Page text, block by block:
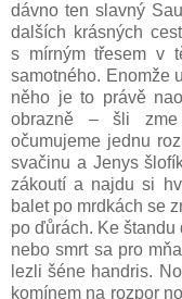
dávno ten slavný
dalších krásných
s mírným třesem v
samotného. Enomže
něho je to právě
obrazně – šli zme
očumujeme jednu
svačinu a Jenys
zákoutí a najdu si
balet po mrdkách se
po ďůrách. Ke
nebo smrt sa pro
lezli šéne handris.
komínem na rozpor